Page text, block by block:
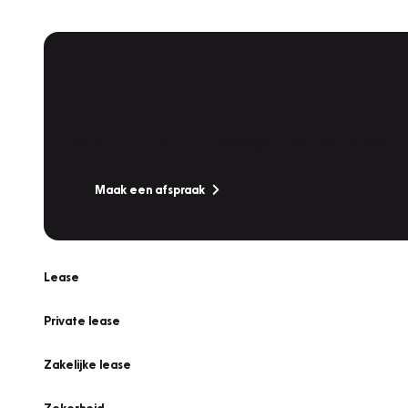
Maak een afspraak
Lease
Private lease
Zakelijke lease